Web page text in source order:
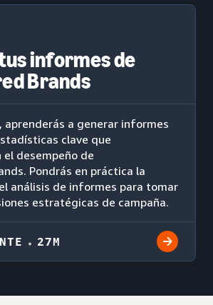
informes de
Brands
aprenderás a generar informes
clave que
desempeño de
Pondrás en práctica la
análisis de informes para tomar
estratégicas de campaña.
27M